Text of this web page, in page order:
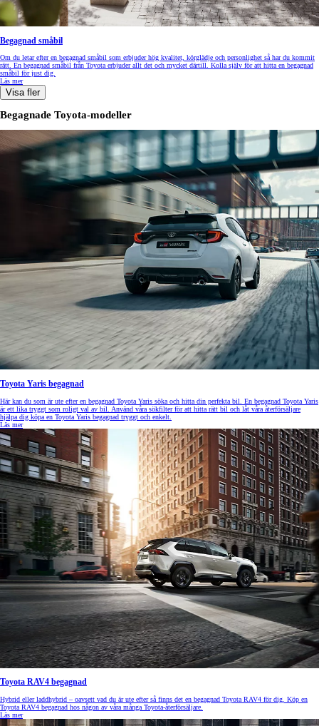
Begagnad småbil
Om du letar efter en begagnad småbil som erbjuder hög kvalitet, körglädje och personlighet så har du kommit
rätt. En begagnad småbil från Toyota erbjuder allt det och mycket därtill. Kolla själv för att hitta en begagnad
småbil för just dig.
Läs mer
Visa fler
Begagnade Toyota-modeller
Toyota Yaris begagnad
Här kan du som är ute efter en begagnad Toyota Yaris söka och hitta din perfekta bil. En begagnad Toyota Yaris
är ett lika tryggt som roligt val av bil. Använd våra sökfilter för att hitta rätt bil och låt våra återförsäljare
hjälpa dig köpa en Toyota Yaris begagnad tryggt och enkelt.
Läs mer
Toyota RAV4 begagnad
Hybrid eller laddhybrid – oavsett vad du är ute efter så finns det en begagnad Toyota RAV4 för dig. Köp en
Toyota RAV4 begagnad hos någon av våra många Toyota-återförsäljare.
Läs mer